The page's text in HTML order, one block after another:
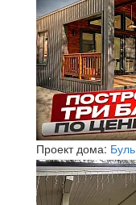
Проект дома: Буль